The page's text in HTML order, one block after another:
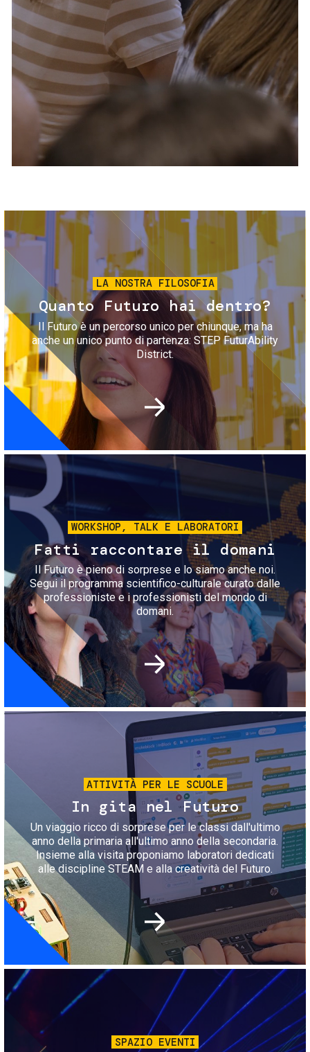
Servizi e accessibilità
Contatti
FAQ
Biglietti
Immagine
LA NOSTRA FILOSOFIA
Quanto Futuro hai dentro?
Il Futuro è un percorso unico per chiunque, ma ha
anche un unico punto di partenza: STEP FuturAbility
District.
Immagine
WORKSHOP, TALK E LABORATORI
Fatti raccontare il domani
Il Futuro è pieno di sorprese e lo siamo anche noi.
Segui il programma scientifico-culturale curato dalle
professioniste e i professionisti del mondo di
domani.
Immagine
ATTIVITÀ PER LE SCUOLE
In gita nel Futuro
Un viaggio ricco di sorprese per le classi dall'ultimo
anno della primaria all'ultimo anno della secondaria.
Insieme alla visita proponiamo laboratori dedicati
alle discipline STEAM e alla creatività del Futuro.
Immagine
SPAZIO EVENTI